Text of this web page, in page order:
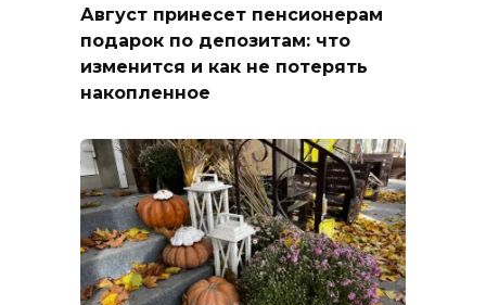
Август принесет пенсионерам
подарок по депозитам: что
изменится и как не потерять
накопленное